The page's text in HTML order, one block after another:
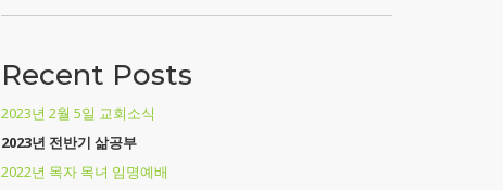
Recent Posts
2023년 2월 5일 교회소식
2023년 전반기 삶공부
2022년 목자 목녀 임명예배